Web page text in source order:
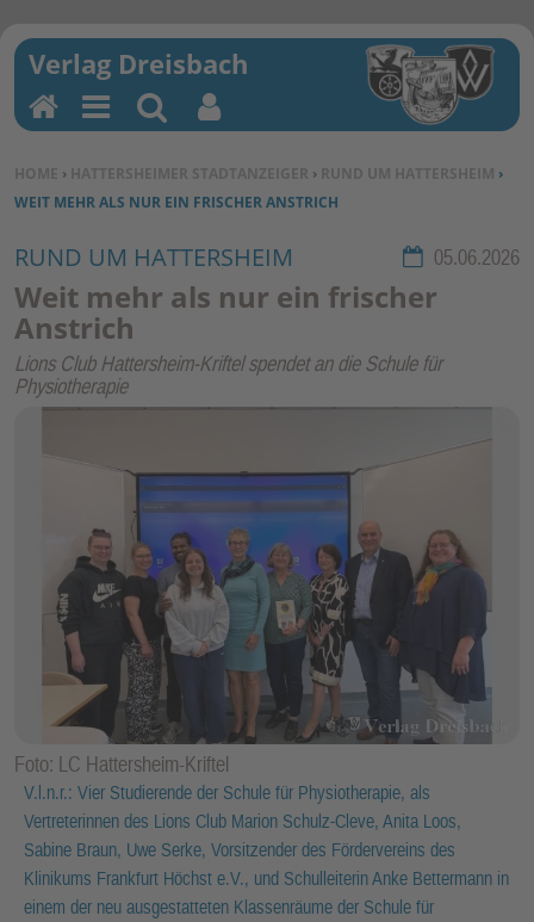
SIE BEFINDEN SICH HIER:
HOME › HATTERSHEIMER STADTANZEIGER › RUND UM HATTERSHEIM ›
WEIT MEHR ALS NUR EIN FRISCHER ANSTRICH
Rubrik:
RUND UM HATTERSHEIM 05.06.2026
Weit mehr als nur ein frischer
Anstrich
Lions Club Hattersheim-Kriftel spendet an die Schule für
Physiotherapie
Foto: LC Hattersheim-Kriftel
V.l.n.r.: Vier Studierende der Schule für Physiotherapie, als
Vertreterinnen des Lions Club Marion Schulz-Cleve, Anita Loos,
Sabine Braun, Uwe Serke, Vorsitzender des Fördervereins des
Klinikums Frankfurt Höchst e.V., und Schulleiterin Anke Bettermann in
einem der neu ausgestatteten Klassenräume der Schule für
H
o
m
M
en
u
Su
ch
en
Be
nu
tz
un
kti
on